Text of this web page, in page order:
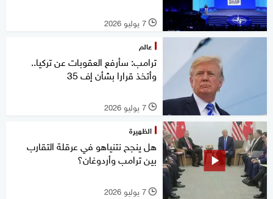
l 7 يوليو 2026
عالم
ترامب: سأرفع العقوبات عن تركيا..
وأتخذ قرارا بشأن إف 35
l 7 يوليو 2026
الظهيرة
هل ينجح نتنياهو في عرقلة التقارب
بين ترامب وأردوغان؟
l 7 يوليو 2026